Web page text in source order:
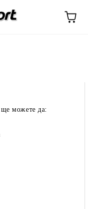
можете да: